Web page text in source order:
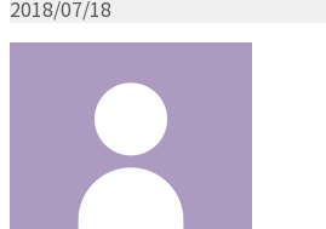
2018/07/18